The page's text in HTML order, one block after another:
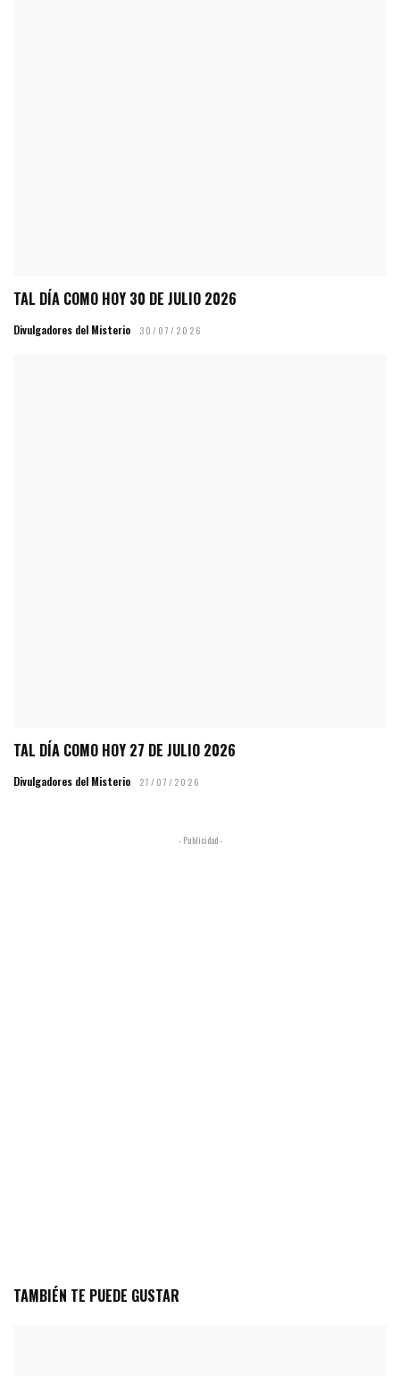
TAL DÍA COMO HOY 30 DE JULIO 2026
Divulgadores del Misterio 30/07/2026
TAL DÍA COMO HOY 27 DE JULIO 2026
Divulgadores del Misterio 27/07/2026
- Publicidad -
TAMBIÉN TE PUEDE GUSTAR